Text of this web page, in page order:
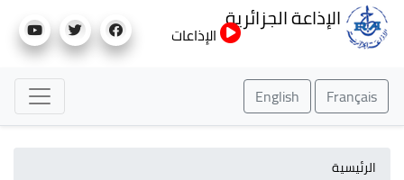
إلى
الإذاعة الجزائرية
الإذاعات
Français
English
الرئيسية